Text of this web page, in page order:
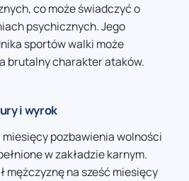
co może świadczyć o
psychicznych. Jego
sportów walki może
brutalny charakter ataków.
i wyrok
pozbawienia wolności
w zakładzie karnym.
mężczyznę na sześć miesięcy